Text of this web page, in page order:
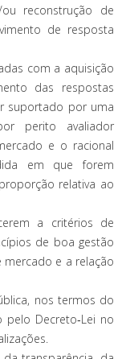
reconstrução de
de resposta
com a aquisição
das respostas
suportado por uma
perito avaliador
e o racional
em que forem
relativa ao
a critérios de
de boa gestão
e a relação
nos termos do
pelo Decreto‐Lei no